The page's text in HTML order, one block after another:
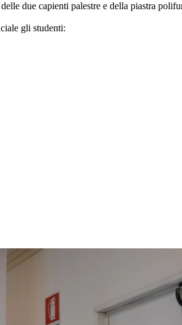
due capienti palestre e della piastra
gli studenti: